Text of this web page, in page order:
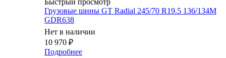
Быстрый просмотр
Грузовые шины GT Radial 245/70 R19.5 136/134M
GDR638
Нет в наличии
10 970 ₽
Подробнее